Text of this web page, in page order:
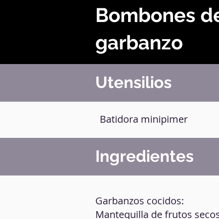
Bombones
garbanzo
Utensilios
Batidora minipimer
Ingredientes
Garbanzos cocidos:
Mantequilla de frutos